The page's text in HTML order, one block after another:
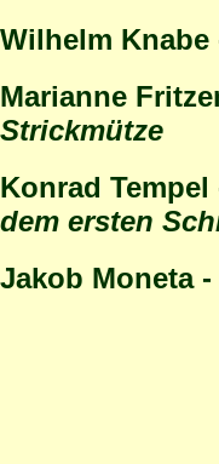
Wilhelm Knabe
Marianne
Strickmütze
Konrad Tempel
dem ersten
Jakob Moneta -